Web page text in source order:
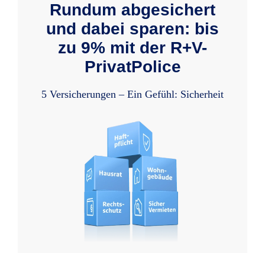
Rundum abgesichert
und dabei sparen: bis
zu 9% mit der R+V-
PrivatPolice
5 Versicherungen – Ein Gefühl: Sicherheit